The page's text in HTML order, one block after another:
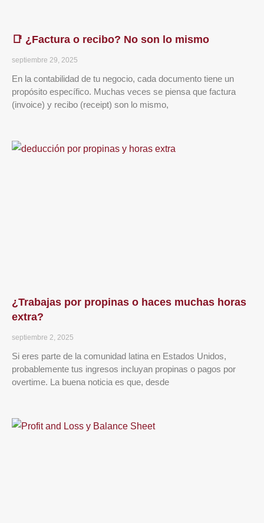
📑 ¿Factura o recibo? No son lo mismo
septiembre 29, 2025
En la contabilidad de tu negocio, cada documento tiene un
propósito específico. Muchas veces se piensa que factura
(invoice) y recibo (receipt) son lo mismo,
¿Trabajas por propinas o haces muchas horas
extra?
septiembre 2, 2025
Si eres parte de la comunidad latina en Estados Unidos,
probablemente tus ingresos incluyan propinas o pagos por
overtime. La buena noticia es que, desde